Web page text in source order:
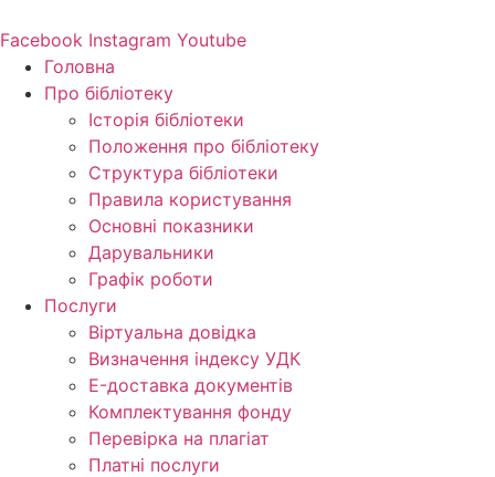
до
вмісту
Facebook Instagram Youtube
Головна
Про бібліотеку
Історія бібліотеки
Положення про бібліотеку
Структура бібліотеки
Правила користування
Основні показники
Дарувальники
Графік роботи
Послуги
Віртуальна довідка
Визначення індексу УДК
E-доставка документів
Комплектування фонду
Перевірка на плагіат
Платні послуги